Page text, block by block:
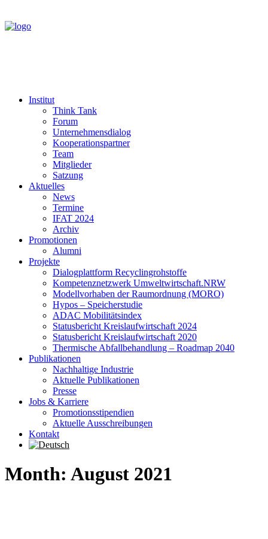
Institut
Think Tank
Forum
Unternehmensdialog
Kooperationspartner
Team
Mitglieder
Satzung
Aktuelles
News
Termine
IFAT 2024
Archiv
Promotionen
Alumni
Projekte
Dialogplattform Recyclingrohstoffe
Kompetenznetzwerk Umweltwirtschaft.NRW
Modellvorhaben der Raumordnung (MORO)
Hypos – Speicherstudie
ADAC Mobilitätsindex
Statusbericht Kreislaufwirtschaft 2024
Statusbericht Kreislaufwirtschaft 2020
Thermische Abfallbehandlung – Roadmap 2040
Publikationen
Nachhaltige Industrie
Aktuelle Publikationen
Presse
Jobs & Karriere
Promotionsstipendien
Aktuelle Ausschreibungen
Kontakt
Month: August 2021